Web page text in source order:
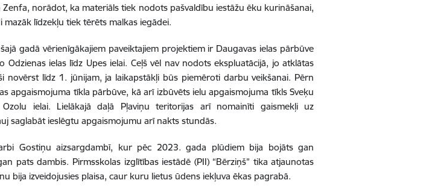
norādot, ka materiāls tiek nodots pašvaldību iestāžu ēku kurināšanai,
līdzekļu tiek tērēts malkas iegādei.
gadā vērienīgākajiem paveiktajiem projektiem ir Daugavas ielas pārbūve
Odzienas ielas līdz Upes ielai. Ceļš vēl nav nodots ekspluatācijā, jo atklātas
novērst līdz 1. jūnijam, ja laikapstākļi būs piemēroti darbu veikšanai. Pērn
apgaismojuma tīkla pārbūve, kā arī izbūvēts ielu apgaismojuma tīkls Sveķu
ielai. Lielākajā daļā Pļaviņu teritorijas arī nomainīti gaismekļi uz
saglabāt ieslēgtu apgaismojumu arī nakts stundās.
Gostiņu aizsargdambī, kur pēc 2023. gada plūdiem bija bojāts gan
pats dambis. Pirmsskolas izglītības iestādē (PII) “Bērziņš” tika atjaunotas
bija izveidojusies plaisa, caur kuru lietus ūdens iekļuva ēkas pagrabā.